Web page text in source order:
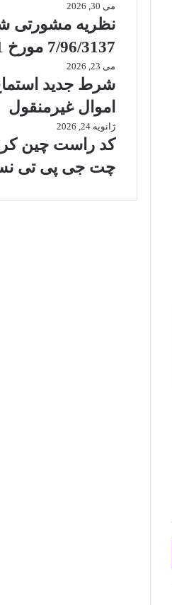
می 30, 2026
نظریه مشورتی
7/96/3137 مورخ 1396/12/21
می 23, 2026
شرط جدید
اموال غیرمنقول
ژانویه 24, 2026
کد راست چین
چت جی پی تی